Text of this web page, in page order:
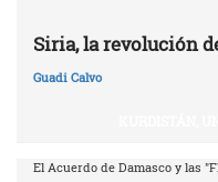
Siria, la revolución
Guadi Calvo
El Acuerdo de Damasco y las